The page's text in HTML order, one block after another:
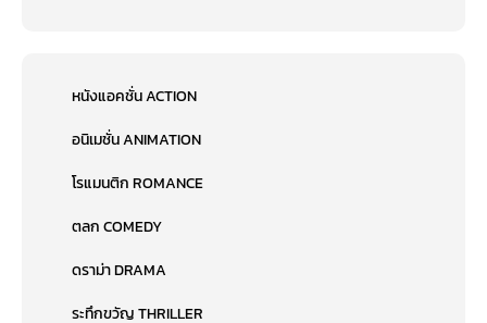
หนังแอคชั่น ACTION
อนิเมชั่น ANIMATION
โรแมนติก ROMANCE
ตลก COMEDY
ดราม่า DRAMA
ระทึกขวัญ THRILLER